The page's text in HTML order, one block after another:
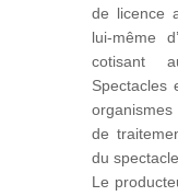
de licence
lui-même
cotisant
Spectacles
organismes
de
du spectacle
Le